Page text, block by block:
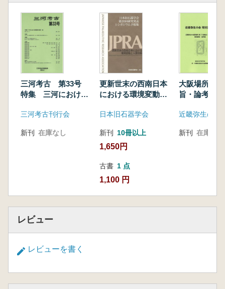
高倉純 趣旨説明
青木要祐 東北・北陸地方への湧別技法の展開
堤隆 中部・関東地方への湧別技法の展開
光石鳴巳 近畿・中四国地方への湧別技法の展
加藤真二 中国北部における湧別技法の展開
平澤悠 束西ベリンジアの湧別技法:北米移住
三河考古 第33号
特集 三河における
三河考古刊行会
新刊 在庫なし
更新世末の西南日本
における環境変動と
日本旧石器学会
新刊 10冊以上
1,650円
古書 1 点
1,100 円
大阪場所 発
旨・論考集
近畿弥生の会
新刊 在庫なし
レビュー
レビューを書く